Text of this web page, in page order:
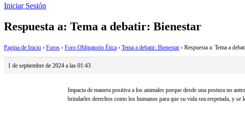
Iniciar Sesión
Respuesta a: Tema a debatir: Bienestar
Pagina de Inicio › Foros › Foro Obligatorio Ética › Tema a debatir: Bienestar › Respuesta a: Tema a
1 de septiembre de 2024 a las 01:43
Impacta de manera positiva a los animales porque desde una postura no
brindarles derechos como los humanos para que su vida sea respetada, y